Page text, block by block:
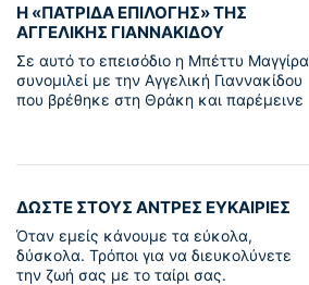
Η «ΠΑΤΡΊΔΑ ΕΠΙΛΟΓΉΣ» ΤΗΣ
ΑΓΓΕΛΙΚΉΣ ΓΙΑΝΝΑΚΊΔΟΥ
Σε αυτό το επεισόδιο η Μπέττυ Μαγγίρα
συνομιλεί με την Αγγελική Γιαννακίδου
που βρέθηκε στη Θράκη και παρέμεινε
ΔΩΣΤΕ ΣΤΟΥΣ ΑΝΤΡΕΣ ΕΥΚΑΙΡΙΕΣ
Όταν εμείς κάνουμε τα εύκολα,
δύσκολα. Τρόποι για να διευκολύνετε
την ζωή σας με το ταίρι σας.